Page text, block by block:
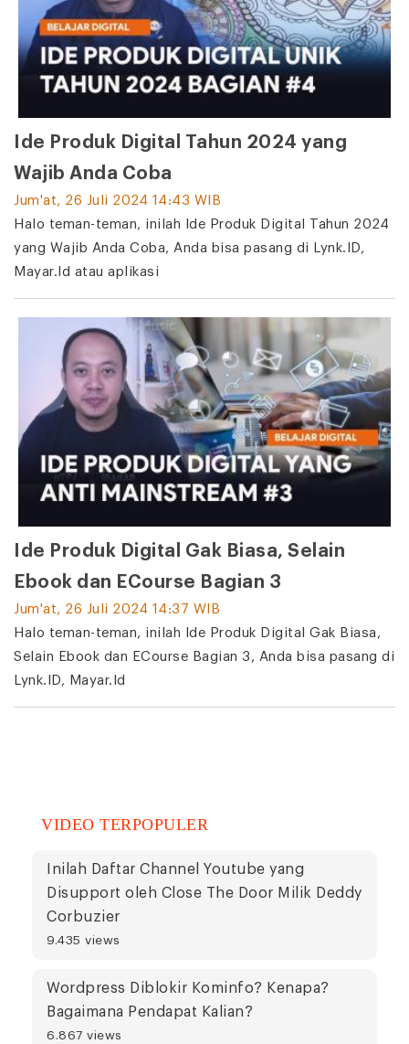
Ide Produk Digital Tahun 2024 yang
Wajib Anda Coba
Jum'at, 26 Juli 2024 14:43 WIB
Halo teman-teman, inilah Ide Produk Digital Tahun 2024
yang Wajib Anda Coba, Anda bisa pasang di Lynk.ID,
Mayar.Id atau aplikasi
Ide Produk Digital Gak Biasa, Selain
Ebook dan ECourse Bagian 3
Jum'at, 26 Juli 2024 14:37 WIB
Halo teman-teman, inilah Ide Produk Digital Gak Biasa,
Selain Ebook dan ECourse Bagian 3, Anda bisa pasang di
Lynk.ID, Mayar.Id
VIDEO TERPOPULER
Inilah Daftar Channel Youtube yang
Disupport oleh Close The Door Milik Deddy
Corbuzier
9.435 views
Wordpress Diblokir Kominfo? Kenapa?
Bagaimana Pendapat Kalian?
6.867 views